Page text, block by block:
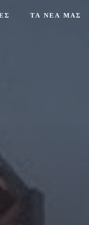
ΤΑ ΝΕΑ ΜΑΣ